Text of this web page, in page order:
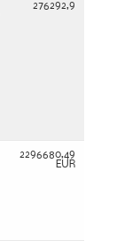
276292,9
2296680,49
EUR